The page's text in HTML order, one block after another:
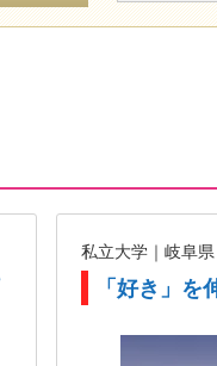
私立大学｜岐阜県
「好き」を